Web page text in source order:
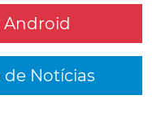
Android
Notícias